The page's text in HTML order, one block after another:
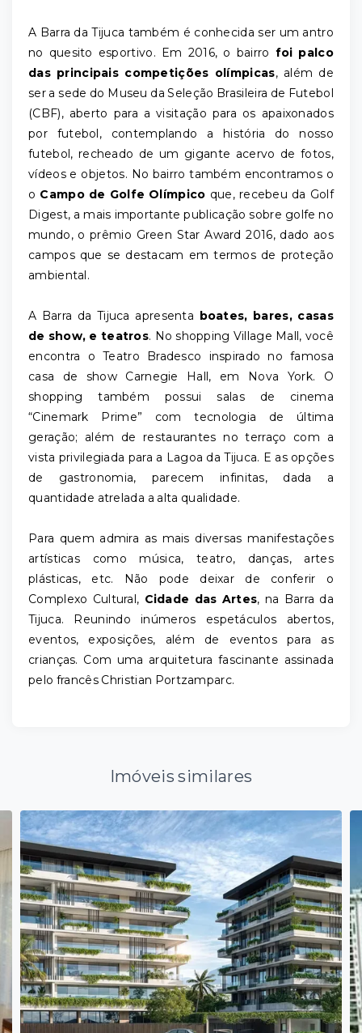
A Barra da Tijuca também é conhecida ser um antro
no quesito esportivo. Em 2016, o bairro foi palco
das principais competições olímpicas, além de
ser a sede do Museu da Seleção Brasileira de Futebol
(CBF), aberto para a visitação para os apaixonados
por futebol, contemplando a história do nosso
futebol, recheado de um gigante acervo de fotos,
vídeos e objetos. No bairro também encontramos o
o Campo de Golfe Olímpico que, recebeu da Golf
Digest, a mais importante publicação sobre golfe no
mundo, o prêmio Green Star Award 2016, dado aos
campos que se destacam em termos de proteção
ambiental.
A Barra da Tijuca apresenta boates, bares, casas
de show, e teatros. No shopping Village Mall, você
encontra o Teatro Bradesco inspirado no famosa
casa de show Carnegie Hall, em Nova York. O
shopping também possui salas de cinema
“Cinemark Prime” com tecnologia de última
geração; além de restaurantes no terraço com a
vista privilegiada para a Lagoa da Tijuca. E as opções
de gastronomia, parecem infinitas, dada a
quantidade atrelada a alta qualidade.
Para quem admira as mais diversas manifestações
artísticas como música, teatro, danças, artes
plásticas, etc. Não pode deixar de conferir o
Complexo Cultural, Cidade das Artes, na Barra da
Tijuca. Reunindo inúmeros espetáculos abertos,
eventos, exposições, além de eventos para as
crianças. Com uma arquitetura fascinante assinada
pelo francês Christian Portzamparc.
Imóveis similares